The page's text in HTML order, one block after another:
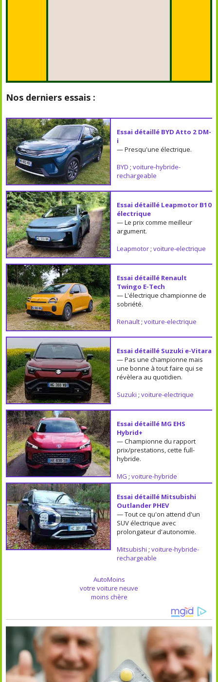
Nos derniers essais :
Essai détaillé BYD Atto 2 DM-
i
— Presqu'une électrique.
BYD ; voiture-hybride-
rechargeable
Essai détaillé Leapmotor B10
électrique
— Le prix comme meilleur
argument.
Leapmotor; voiture-electrique
Essai détaillé Renault
Twingo E-Tech
— L'électrique championne de
sobriété.
Renault; voiture-electrique
Essai détaillé Suzuki e-Vitara
— Pas une championne mais
une bonne à tout faire qui se
révèlera au quotidien.
Suzuki ; voiture-electrique
Essai détaillé MG EHS
Hybrid+
— Championne du rapport
prix/prestations, cette full-
hybride.
MG ; voiture-hybride
Essai détaillé Mitsubishi
Outlander PHEV
— Tout ce qu'on attend d'un
SUV électrique avec
prolongateur d'autonomie.
Mitsubishi ; voiture-hybride-
rechargeable
AutoMoins
votre voiture neuve
moins chère